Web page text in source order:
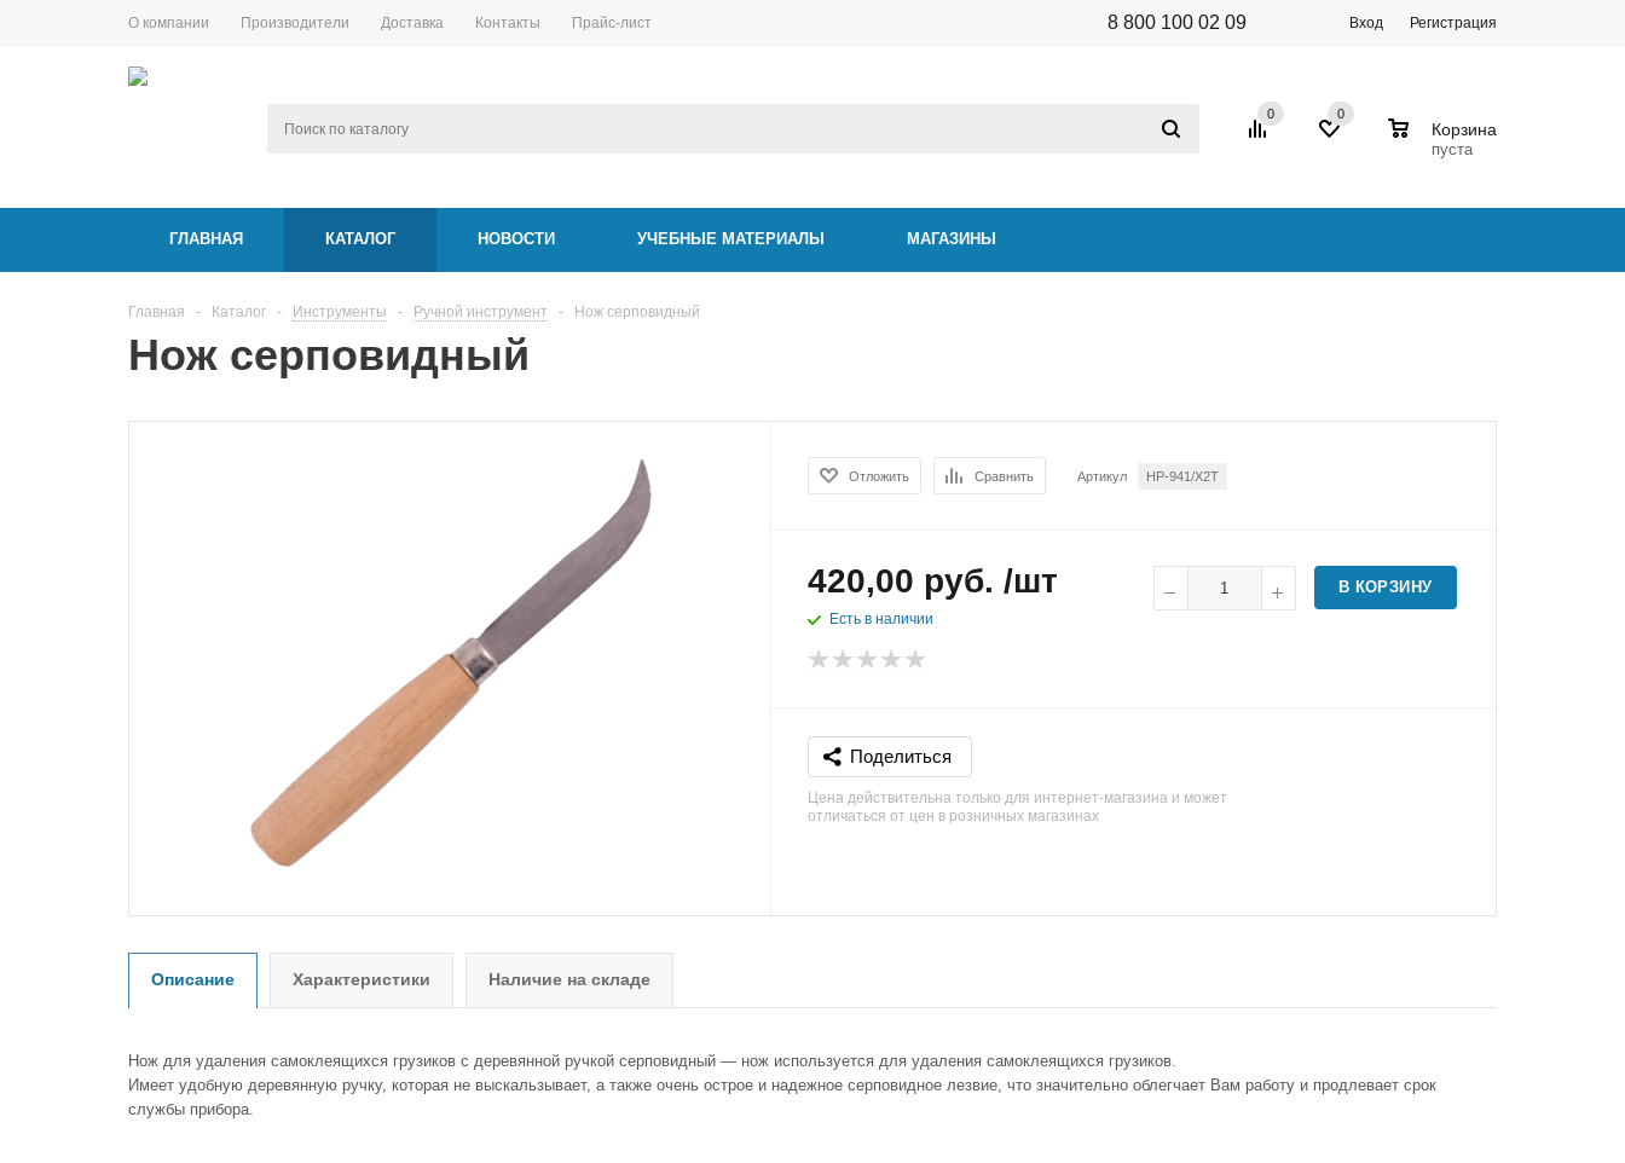
О компании Производители Доставка Контакты Прайс-лист 8 800 100 02 09 Вход Регистрация
0 0
Корзина
пуста
ГЛАВНАЯ КАТАЛОГ НОВОСТИ УЧЕБНЫЕ МАТЕРИАЛЫ МАГАЗИНЫ
Главная - Каталог - Инструменты - Ручной инструмент - Нож серповидный
Нож серповидный
Отложить Сравнить Артикул HP-941/X2T
420,00 руб. /шт
Есть в наличии
В КОРЗИНУ
Поделиться
Цена действительна только для интернет-магазина и может
отличаться от цен в розничных магазинах
Описание Характеристики Наличие на складе
Нож для удаления самоклеящихся грузиков с деревянной ручкой серповидный — нож используется для удаления самоклеящихся грузиков.
Имеет удобную деревянную ручку, которая не выскальзывает, а также очень острое и надежное серповидное лезвие, что значительно облегчает Вам работу и продлевает срок
службы прибора.